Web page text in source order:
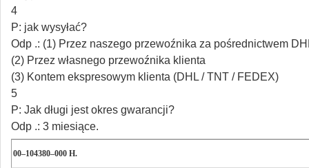
4
P: jak wysyłać?
Odp .: (1) Przez naszego przewoźnika za pośrednictwem
(2) Przez własnego przewoźnika klienta
(3) Kontem ekspresowym klienta (DHL / TNT / FEDEX)
5
P: Jak długi jest okres gwarancji?
Odp .: 3 miesiące.
00–104380–000 H.